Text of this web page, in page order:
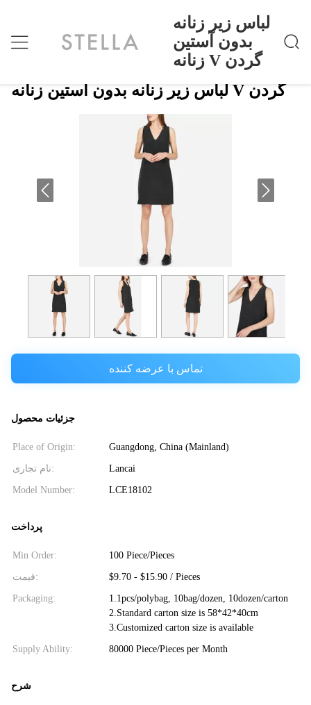
لباس زیر زنانه
بدون آستین
زنانه V گردن
لباس زیر زنانه بدون آستین زنانه V گردن
لباس زیر زنانه بدون آستین زنانه V گردن
تماس با عرضه کننده
جزئیات محصول
Place of Origin: Guangdong, China (Mainland)
نام تجاری: Lancai
Model Number: LCE18102
پرداخت
Min Order: 100 Piece/Pieces
قیمت: $9.70 - $15.90 / Pieces
Packaging:
1.1pcs/polybag, 10bag/dozen, 10dozen/carton
2.Standard carton size is 58*42*40cm
3.Customized carton size is available
Supply Ability: 80000 Piece/Pieces per Month
شرح